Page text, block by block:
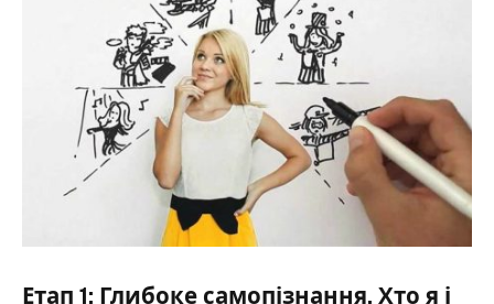
Етап 1: Глибоке самопізнання. Хто я і